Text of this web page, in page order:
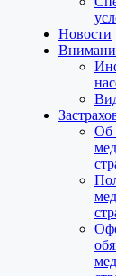
Новости
Об